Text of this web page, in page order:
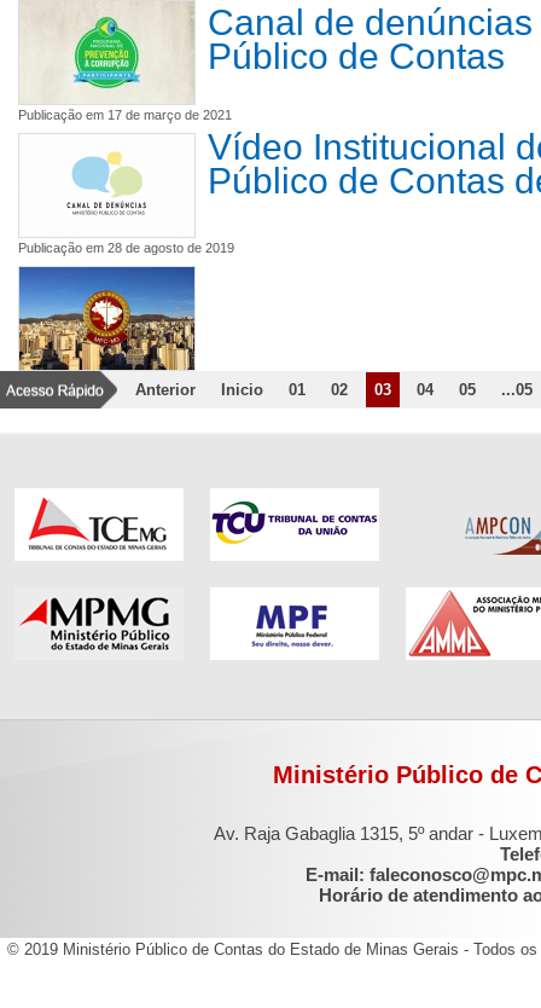
Canal de
Público de Contas
Publicação em 17 de março de 2021
Vídeo Institucional
Público de Contas
Publicação em 28 de agosto de 2019
Anterior Inicio 01 02 03 04 05 ...05
Ministério Público de
Av. Raja Gabaglia 1315, 5º andar -
E-mail:
Horário de atendimento
© 2019 Ministério Público de Contas do Estado de Minas Gerais - Todos